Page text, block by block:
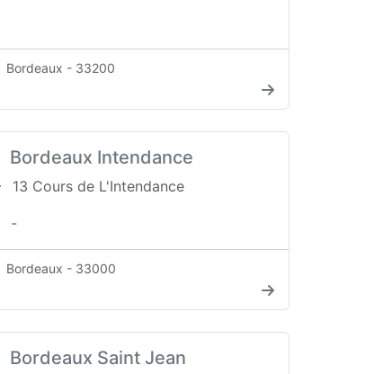
Bordeaux - 33200
Bordeaux Intendance
13 Cours de L'Intendance
-
Bordeaux - 33000
Bordeaux Saint Jean